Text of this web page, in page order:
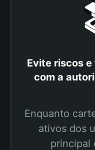
Evite riscos
com a
Enquanto
ativos dos
principal